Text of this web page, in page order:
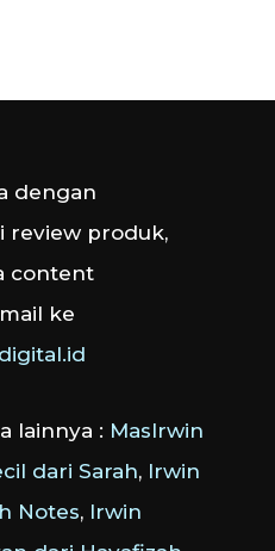
dengan
review produk,
content
ke
lainnya : MasIrwin
dari Sarah, Irwin
Notes, Irwin